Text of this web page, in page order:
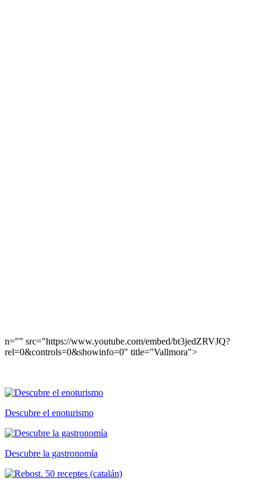
n="" src="https://www.youtube.com/embed/bt3jedZRVJQ?
rel=0&controls=0&showinfo=0" title="Vallmora">
Descubre el enoturismo
Descubre la gastronomía